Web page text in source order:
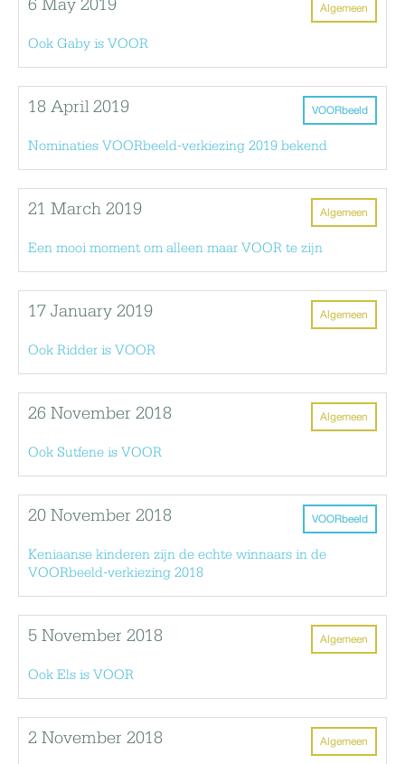
Algemeen
6 May 2019
Ook Gaby is VOOR
VOORbeeld
18 April 2019
Nominaties VOORbeeld-verkiezing 2019 bekend
Algemeen
21 March 2019
Een mooi moment om alleen maar VOOR te zijn
Algemeen
17 January 2019
Ook Ridder is VOOR
Algemeen
26 November 2018
Ook Sutfene is VOOR
VOORbeeld
20 November 2018
Keniaanse kinderen zijn de echte winnaars in de
VOORbeeld-verkiezing 2018
Algemeen
5 November 2018
Ook Els is VOOR
Algemeen
2 November 2018